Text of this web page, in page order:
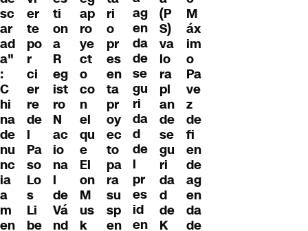
sc
ar
ad
a"
:
C
hi
na
de
nu
nc
ia
a
m
en
er
te
po
r
ci
er
re
de
l
Pa
so
Lo
s
Li
be
ti
on
a
R
eg
ist
ro
N
ac
io
na
l
de
Vá
nd
ap
ro
ye
ct
o
co
n
el
qu
e
El
on
M
us
k
ri
o
pr
es
en
ta
pr
oy
ec
to
pa
ra
su
sp
en
ag
en
da
de
se
gu
ri
da
d
de
l
pr
es
id
en
(P
S)
va
lo
ra
pl
an
de
se
gu
ri
da
d
de
K
M
áx
im
o
Pa
ve
z
de
fi
en
de
ag
en
da
de